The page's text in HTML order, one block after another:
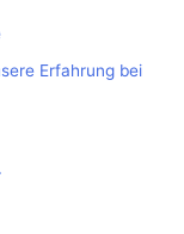
Erfahrung bei